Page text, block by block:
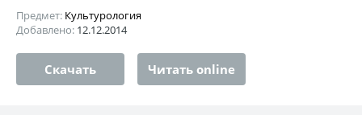
Предмет: Культурология
Добавлено: 12.12.2014
Скачать Читать online